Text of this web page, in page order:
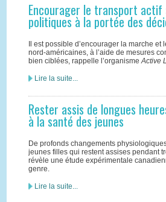
Encourager le transport actif
politiques à la portée des
Il est possible d’encourager la marche
nord-américaines, à l’aide de mesures
bien ciblées, rappelle l’organismeActive
Lire la suite...
Rester assis de longues
à la santé des jeunes
De profonds changements
jeunes filles qui restent assises pendant
révèle une étude expérimentale
genre.
Lire la suite...